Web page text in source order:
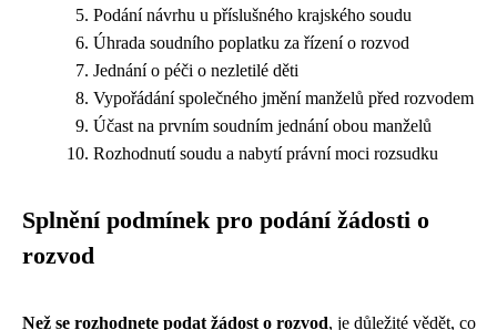
Podání návrhu u příslušného krajského soudu
Úhrada soudního poplatku za řízení o rozvod
Jednání o péči o nezletilé děti
Vypořádání společného jmění manželů před rozvodem
Účast na prvním soudním jednání obou manželů
Rozhodnutí soudu a nabytí právní moci rozsudku
Splnění podmínek pro podání žádosti o
rozvod
Než se rozhodnete podat žádost o rozvod, je důležité vědět, co